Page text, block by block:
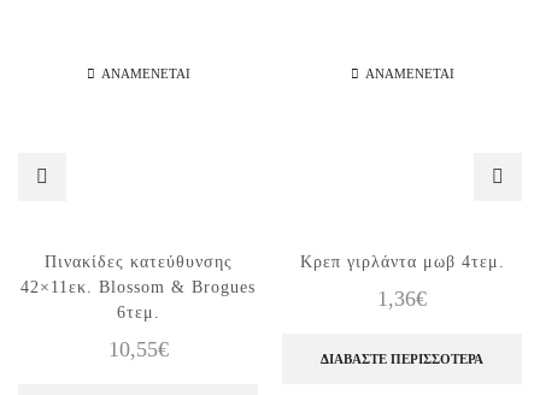
ΑΝΑΜΈΝΕΤΑΙ
Πινακίδες κατεύθυνσης
42×11εκ. Blossom & Brogues
6τεμ.
10,55€
ΑΝΑΜΈΝΕΤΑΙ
Κρεπ γιρλάντα μωβ 4τεμ.
1,36€
ΔΙΑΒΆΣΤΕ ΠΕΡΙΣΣΌΤΕΡΑ